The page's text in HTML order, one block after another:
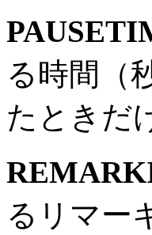
る時間（
たときだ
るリマー